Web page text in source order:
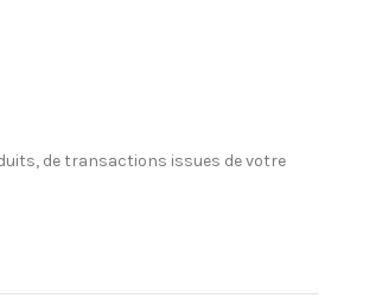
de transactions issues de votre